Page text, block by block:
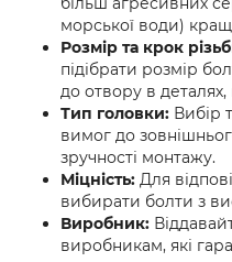
морської води)
Розмір та крок
підібрати розмір
до отвору в
Тип головки: Вибір
вимог до
зручності монтажу.
Міцність: Для
вибирати болти з
Виробник:
виробникам, які